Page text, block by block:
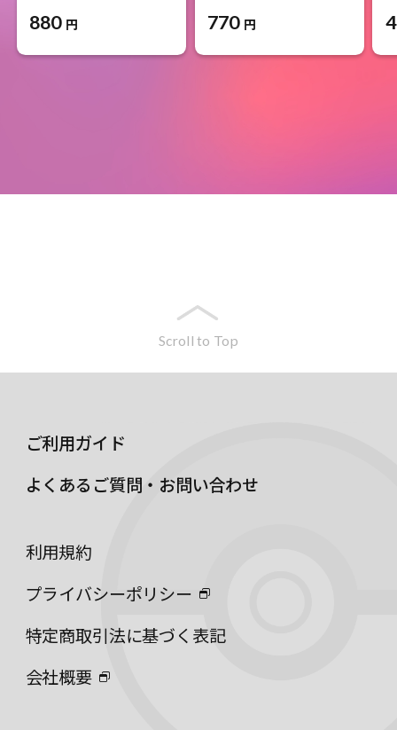
880 円 770 円
Scroll to Top
ご利用ガイド
よくあるご質問・お問い合わせ
利用規約
プライバシーポリシー
特定商取引法に基づく表記
会社概要